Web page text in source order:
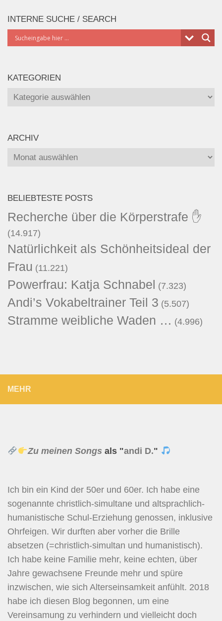
INTERNE SUCHE / SEARCH
KATEGORIEN
Kategorien
ARCHIV
Archiv
BELIEBTESTE POSTS
Recherche über die Körperstrafe ✋
(14.917)
Natürlichkeit als Schönheitsideal der
Frau (11.221)
Powerfrau: Katja Schnabel (7.323)
Andi’s Vokabeltrainer Teil 3 (5.507)
Stramme weibliche Waden … (4.996)
MEHR
Zu meinen Songs als "andi D."
Ich bin ein Kind der 50er und 60er. Ich habe eine
sogenannte christlich-simultane und altsprachlich-
humanistische Schul-Erziehung genossen, inklusive
Ohrfeigen. Wir durften aber vorher die Brille
absetzen (=christlich-simultan und humanistisch).
Ich habe keine Familie mehr, keine echten, über
Jahre gewachsene Freunde mehr und spüre
inzwischen, wie sich Alterseinsamkeit anfühlt. 2018
habe ich diesen Blog begonnen, um eine
Vereinsamung zu verhindern und vielleicht doch